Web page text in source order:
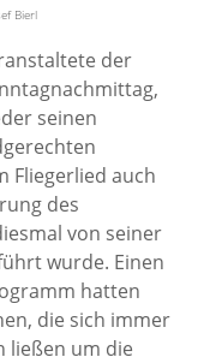
Bierl
der
seinen
Fliegerlied auch
des
von seiner
wurde. Einen
hatten
die sich immer
ließen um die